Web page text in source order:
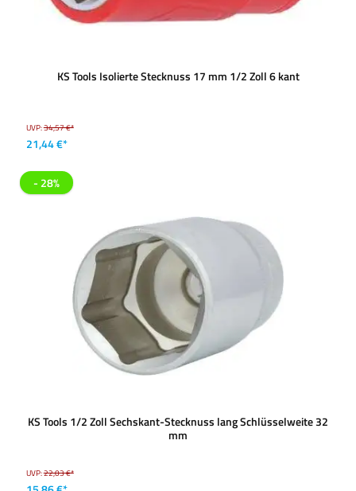
KS Tools Isolierte Stecknuss 17 mm 1/2 Zoll 6 kant
UVP:34,57 €*
21,44 €*
- 28%
KS Tools 1/2 Zoll Sechskant-Stecknuss lang Schlüsselweite 32
mm
UVP:22,03 €*